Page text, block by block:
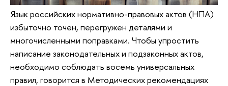
Язык российских нормативно-правовых актов (НПА)
избыточно точен, перегружен деталями и
многочисленными поправками. Чтобы упростить
написание законодательных и подзаконных актов,
необходимо соблюдать восемь универсальных
правил, говорится в Методических рекомендациях